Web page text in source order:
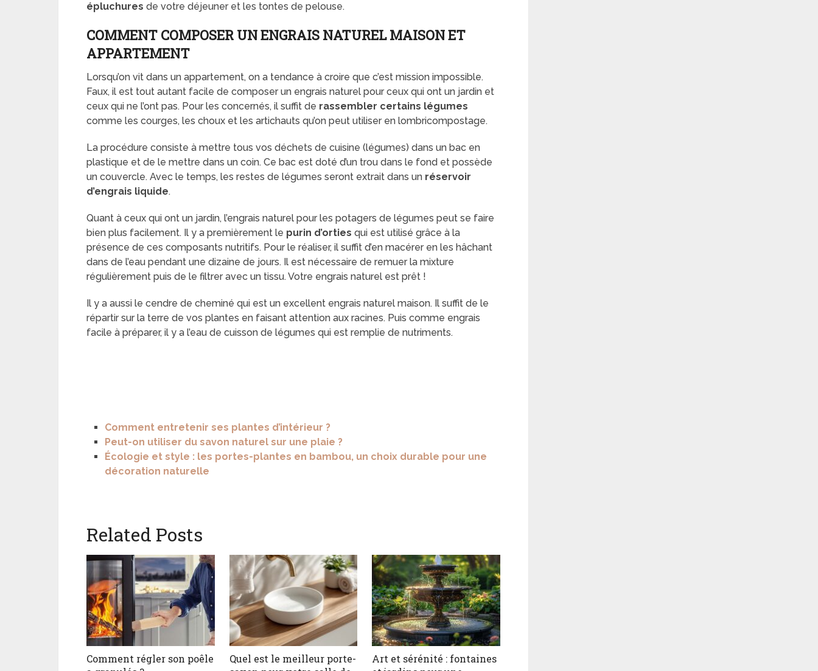
épluchures de votre déjeuner et les tontes de pelouse.
COMMENT COMPOSER UN ENGRAIS NATUREL MAISON ET
APPARTEMENT
Lorsqu’on vit dans un appartement, on a tendance à croire que c’est mission impossible.
Faux, il est tout autant facile de composer un engrais naturel pour ceux qui ont un jardin et
ceux qui ne l’ont pas. Pour les concernés, il suffit de rassembler certains légumes
comme les courges, les choux et les artichauts qu’on peut utiliser en lombricompostage.
La procédure consiste à mettre tous vos déchets de cuisine (légumes) dans un bac en
plastique et de le mettre dans un coin. Ce bac est doté d’un trou dans le fond et possède
un couvercle. Avec le temps, les restes de légumes seront extrait dans un réservoir
d’engrais liquide.
Quant à ceux qui ont un jardin, l’engrais naturel pour les potagers de légumes peut se faire
bien plus facilement. Il y a premièrement le purin d’orties qui est utilisé grâce à la
présence de ces composants nutritifs. Pour le réaliser, il suffit d’en macérer en les hâchant
dans de l’eau pendant une dizaine de jours. Il est nécessaire de remuer la mixture
régulièrement puis de le filtrer avec un tissu. Votre engrais naturel est prêt !
Il y a aussi le cendre de cheminé qui est un excellent engrais naturel maison. Il suffit de le
répartir sur la terre de vos plantes en faisant attention aux racines. Puis comme engrais
facile à préparer, il y a l’eau de cuisson de légumes qui est remplie de nutriments.
Comment entretenir ses plantes d’intérieur ?
Peut-on utiliser du savon naturel sur une plaie ?
Écologie et style : les portes-plantes en bambou, un choix durable pour une
décoration naturelle
Related Posts
Comment régler son poêle
Quel est le meilleur porte-
Art et sérénité : fontaines